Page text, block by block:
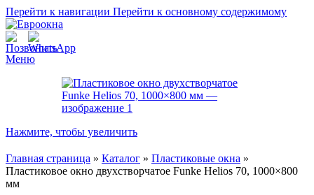
Перейти к навигации Перейти к основному содержимому
Меню
Нажмите, чтобы увеличить
Главная страница » Каталог » Пластиковые окна »
Пластиковое окно двухстворчатое Funke Helios 70, 1000×800
мм